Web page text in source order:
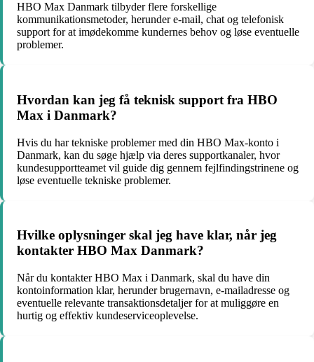
HBO Max Danmark tilbyder flere forskellige
kommunikationsmetoder, herunder e-mail, chat og telefonisk
support for at imødekomme kundernes behov og løse eventuelle
problemer.
Hvordan kan jeg få teknisk support fra HBO
Max i Danmark?
Hvis du har tekniske problemer med din HBO Max-konto i
Danmark, kan du søge hjælp via deres supportkanaler, hvor
kundesupportteamet vil guide dig gennem fejlfindingstrinene og
løse eventuelle tekniske problemer.
Hvilke oplysninger skal jeg have klar, når jeg
kontakter HBO Max Danmark?
Når du kontakter HBO Max i Danmark, skal du have din
kontoinformation klar, herunder brugernavn, e-mailadresse og
eventuelle relevante transaktionsdetaljer for at muliggøre en
hurtig og effektiv kundeserviceoplevelse.